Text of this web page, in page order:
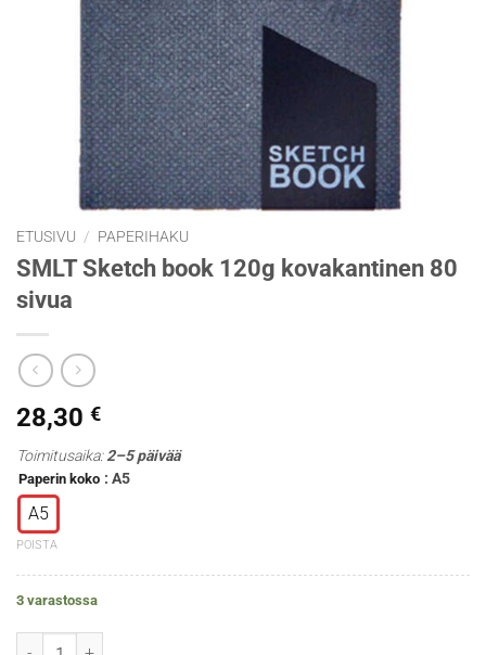
ETUSIVU / PAPERIHAKU
SMLT Sketch book 120g kovakantinen 80
sivua
28,30 €
Toimitusaika:2–5 päivää
Paperin koko : A5
A5
POISTA
3 varastossa
SMLT Sketch book 120g kovakantinen 80 sivua määrä